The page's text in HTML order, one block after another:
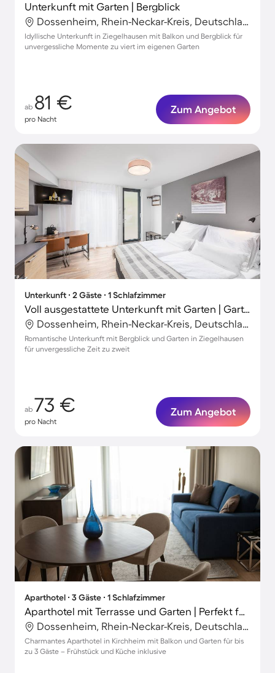
Unterkunft mit Garten | Bergblick
Dossenheim, Rhein-Neckar-Kreis, Deutschland
Idyllische Unterkunft in Ziegelhausen mit Balkon und Bergblick für
unvergessliche Momente zu viert im eigenen Garten
ab 81 €
pro Nacht
Zum Angebot
Unterkunft ∙ 2 Gäste ∙ 1 Schlafzimmer
Voll ausgestattete Unterkunft mit Garten | Gartenblick
Dossenheim, Rhein-Neckar-Kreis, Deutschland
Romantische Unterkunft mit Bergblick und Garten in Ziegelhausen
für unvergessliche Zeit zu zweit
ab 73 €
pro Nacht
Zum Angebot
Aparthotel ∙ 3 Gäste ∙ 1 Schlafzimmer
Aparthotel mit Terrasse und Garten | Perfekt für die Arbeit von Zuhause
Dossenheim, Rhein-Neckar-Kreis, Deutschland
Charmantes Aparthotel in Kirchheim mit Balkon und Garten für bis
zu 3 Gäste – Frühstück und Küche inklusive